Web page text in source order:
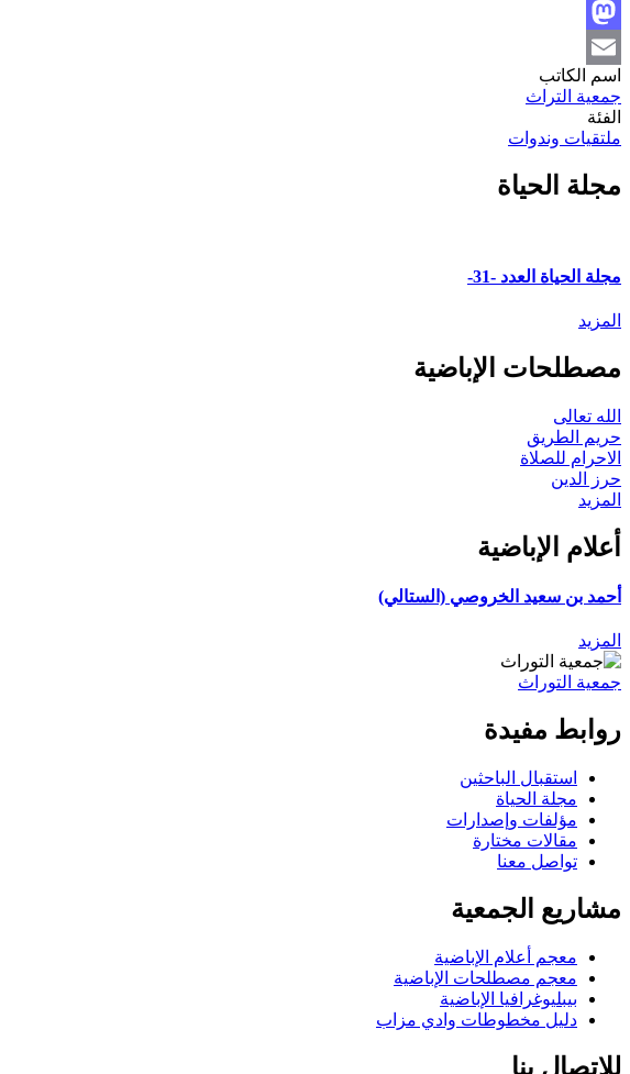
Facebook
Mastodon
Email
اسم الكاتب
جمعية التراث
الفئة
ملتقيات وندوات
مجلة الحياة
مجلة الحياة العدد -31-
المزيد
مصطلحات الإباضية
الله تعالى
حريم الطريق
الاحرام للصلاة
حرز الدين
المزيد
أعلام الإباضية
أحمد بن سعيد الخروصي (الستالي)
المزيد
جمعية التوراث
روابط مفيدة
استقبال الباحثين
مجلة الحياة
مؤلفات وإصدارات
مقالات مختارة
تواصل معنا
مشاريع الجمعية
معجم أعلام الإباضية
معجم مصطلحات الإباضية
بيبليوغرافيا الإباضية
دليل مخطوطات وادي مزاب
للإتصال بنا